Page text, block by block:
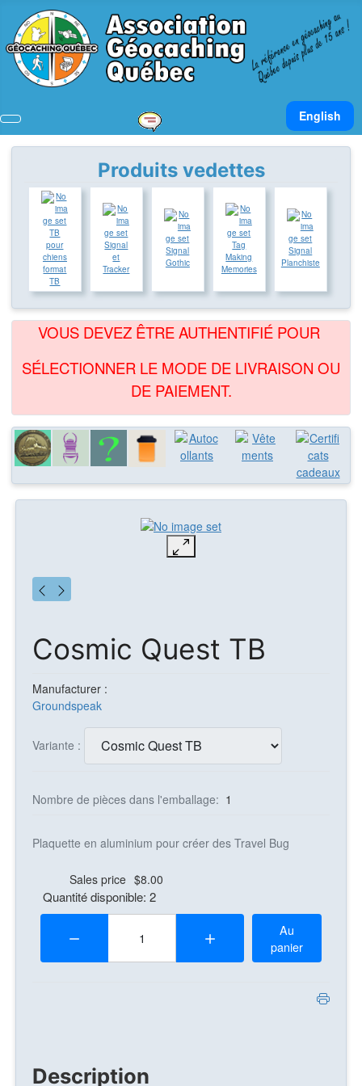
Sélectionnez
English
Produits vedettes
TB
pour
chiens
format
TB
Signal
et
Tracker
Signal
Gothic
Tag
Making
Memories
Signal
Planchiste
VOUS DEVEZ ÊTRE AUTHENTIFIÉ POUR
SÉLECTIONNER LE MODE DE LIVRAISON OU
DE PAIEMENT.
Cosmic Quest TB
Manufacturer :
Groundspeak
Variante :
Nombre de pièces dans l'emballage: 1
Plaquette en aluminium pour créer des Travel Bug
Sales price $8.00
Quantité disponible: 2
Quantité:
Au
panier
Description